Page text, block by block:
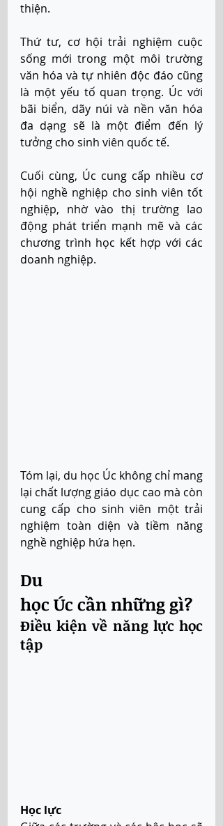
thiện.
Thứ tư, cơ hội trải nghiệm cuộc
sống mới trong một môi trường
văn hóa và tự nhiên độc đáo cũng
là một yếu tố quan trọng. Úc với
bãi biển, dãy núi và nền văn hóa
đa dạng sẽ là một điểm đến lý
tưởng cho sinh viên quốc tế.
Cuối cùng, Úc cung cấp nhiều cơ
hội nghề nghiệp cho sinh viên tốt
nghiệp, nhờ vào thị trường lao
động phát triển mạnh mẽ và các
chương trình học kết hợp với các
doanh nghiệp.
Tóm lại, du học Úc không chỉ mang
lại chất lượng giáo dục cao mà còn
cung cấp cho sinh viên một trải
nghiệm toàn diện và tiềm năng
nghề nghiệp hứa hẹn.
Du
học Úc cần những gì?
Điều kiện về năng lực học
tập
Học lực